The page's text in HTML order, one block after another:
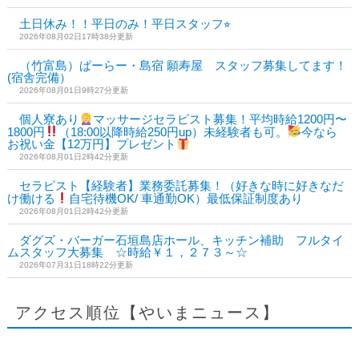
土日休み！！平日のみ！平日スタッフ⭐︎
2026年08月02日17時38分更新
（竹富島）ぱーらー・島宿 願寿屋 スタッフ募集してます！
(宿舎完備）
2026年08月01日9時27分更新
個人寮あり
マッサージセラピスト募集！平均時給1200円〜
1800円
（18:00以降時給250円up）未経験者も可。
今なら
お祝い金【12万円】プレゼント
2026年08月01日2時42分更新
セラピスト【経験者】業務委託募集！（好きな時に好きなだ
け働ける
自宅待機OK/ 車通勤OK）最低保証制度あり
2026年08月01日2時42分更新
ダグズ・バーガー石垣島店ホール、キッチン補助 フルタイ
ムスタッフ大募集 ☆時給￥１，２７３～☆
2026年07月31日18時22分更新
アクセス順位【やいまニュース】